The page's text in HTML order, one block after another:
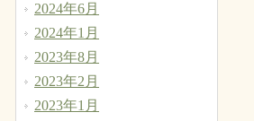
2024年6月
2024年1月
2023年8月
2023年2月
2023年1月